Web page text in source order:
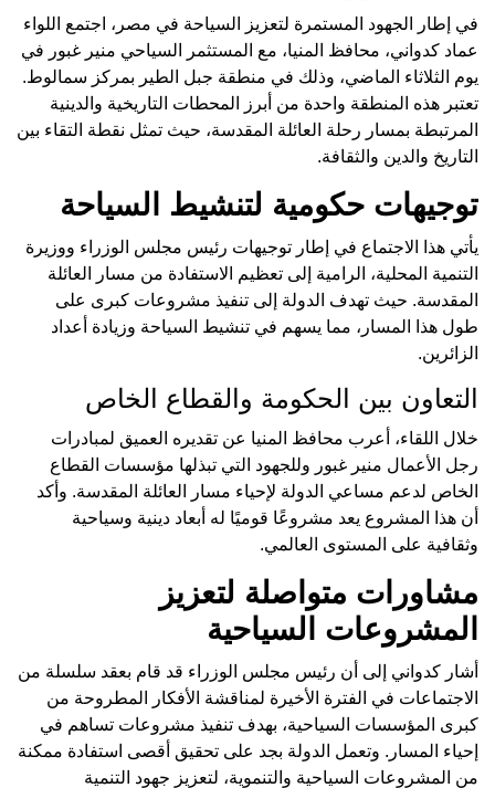
في إطار الجهود المستمرة لتعزيز السياحة في مصر، اجتمع اللواء
عماد كدواني، محافظ المنيا، مع المستثمر السياحي منير غبور في
يوم الثلاثاء الماضي، وذلك في منطقة جبل الطير بمركز سمالوط.
تعتبر هذه المنطقة واحدة من أبرز المحطات التاريخية والدينية
المرتبطة بمسار رحلة العائلة المقدسة، حيث تمثل نقطة التقاء بين
التاريخ والدين والثقافة.
توجيهات حكومية لتنشيط السياحة
يأتي هذا الاجتماع في إطار توجيهات رئيس مجلس الوزراء ووزيرة
التنمية المحلية، الرامية إلى تعظيم الاستفادة من مسار العائلة
المقدسة. حيث تهدف الدولة إلى تنفيذ مشروعات كبرى على
طول هذا المسار، مما يسهم في تنشيط السياحة وزيادة أعداد
الزائرين.
التعاون بين الحكومة والقطاع الخاص
خلال اللقاء، أعرب محافظ المنيا عن تقديره العميق لمبادرات
رجل الأعمال منير غبور وللجهود التي تبذلها مؤسسات القطاع
الخاص لدعم مساعي الدولة لإحياء مسار العائلة المقدسة. وأكد
أن هذا المشروع يعد مشروعًا قوميًا له أبعاد دينية وسياحية
وثقافية على المستوى العالمي.
مشاورات متواصلة لتعزيز
المشروعات السياحية
أشار كدواني إلى أن رئيس مجلس الوزراء قد قام بعقد سلسلة من
الاجتماعات في الفترة الأخيرة لمناقشة الأفكار المطروحة من
كبرى المؤسسات السياحية، بهدف تنفيذ مشروعات تساهم في
إحياء المسار. وتعمل الدولة بجد على تحقيق أقصى استفادة ممكنة
من المشروعات السياحية والتنموية، لتعزيز جهود التنمية